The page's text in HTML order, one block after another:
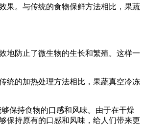
果。与传统的食物保鲜方法相比，果蔬
地防止了微生物的生长和繁殖。这样一
统的加热处理方法相比，果蔬真空冷冻
保持食物的口感和风味。由于在干燥
保持原有的口感和风味，给人们带来更